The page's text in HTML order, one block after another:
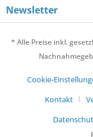
Newsletter
* Alle Preise inkl.
Cookie-
Kontakt